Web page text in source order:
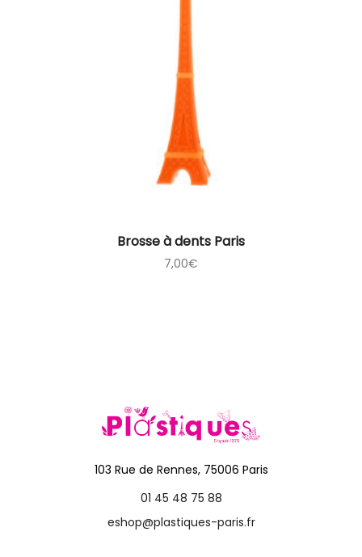
Brosse à dents Paris
7,00€
103 Rue de Rennes, 75006 Paris
01 45 48 75 88
eshop@plastiques-paris.fr